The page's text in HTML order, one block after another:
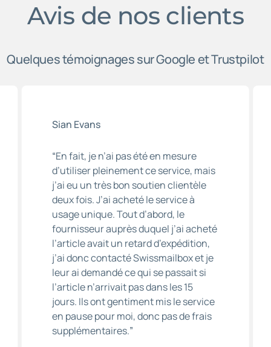
Avis de nos clients
Quelques témoignages sur Google et Trustpilot
Sian Evans
“En fait, je n’ai pas été en mesure
d’utiliser pleinement ce service, mais
j’ai eu un très bon soutien clientèle
deux fois. J’ai acheté le service à
usage unique. Tout d’abord, le
fournisseur auprès duquel j’ai acheté
l’article avait un retard d’expédition,
j’ai donc contacté Swissmailbox et je
leur ai demandé ce qui se passait si
l’article n’arrivait pas dans les 15
jours. Ils ont gentiment mis le service
en pause pour moi, donc pas de frais
supplémentaires.”